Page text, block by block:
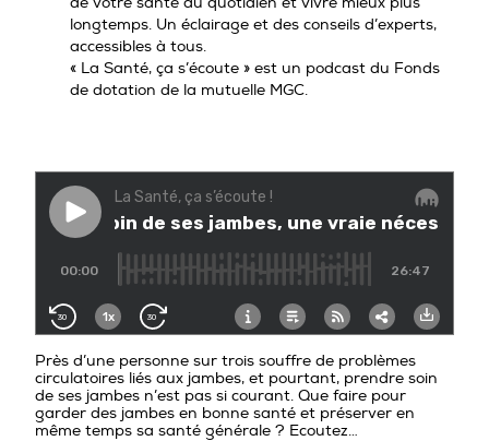
PROFESSIONNELS DE LA PRÉVENTION
longtemps. Un éclairage et des conseils d’experts,
accessibles à tous.
« La Santé, ça s’écoute » est un podcast du Fonds
de dotation de la mutuelle MGC.
Près d’une personne sur trois souffre de problèmes
circulatoires liés aux jambes, et pourtant, prendre soin
de ses jambes n’est pas si courant. Que faire pour
garder des jambes en bonne santé et préserver en
même temps sa santé générale ? Ecoutez…